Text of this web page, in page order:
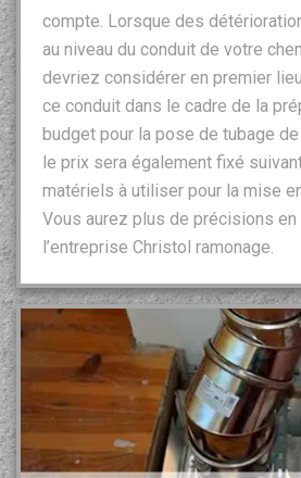
compte. Lorsque des
au niveau du conduit de votre
devriez considérer en premier
ce conduit dans le cadre de la
budget pour la pose de tubage
le prix sera également fixé
matériels à utiliser pour la mise
Vous aurez plus de précisions en
l’entreprise Christol ramonage.